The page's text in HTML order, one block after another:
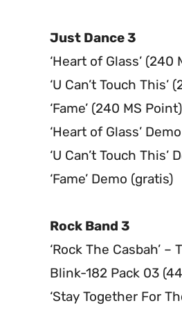
Just Dance 3
‘Heart of Glass’ (240
‘U Can’t Touch This’
‘Fame’ (240 MS Point)
‘Heart of Glass’
‘U Can’t Touch This’
‘Fame’ Demo (gratis)
Rock Band 3
‘Rock The Casbah’
Blink-182 Pack 03
‘Stay Together For